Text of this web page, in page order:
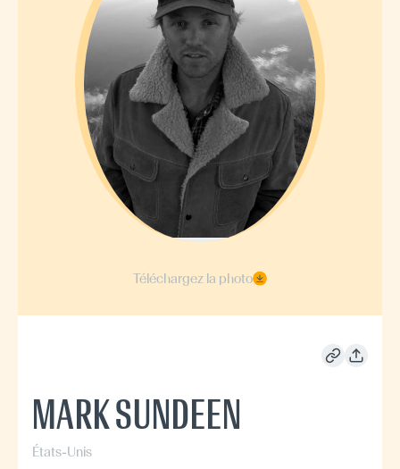
Téléchargez la photo
MARK SUNDEEN
États-Unis